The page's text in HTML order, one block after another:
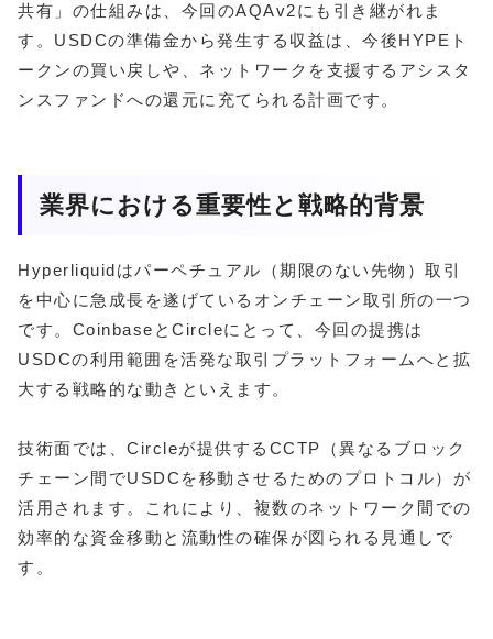
共有」の仕組みは、今回のAQAv2にも引き継がれま
す。USDCの準備金から発生する収益は、今後HYPEト
ークンの買い戻しや、ネットワークを支援するアシスタ
ンスファンドへの還元に充てられる計画です。
業界における重要性と戦略的背景
Hyperliquidはパーペチュアル（期限のない先物）取引
を中心に急成長を遂げているオンチェーン取引所の一つ
です。CoinbaseとCircleにとって、今回の提携は
USDCの利用範囲を活発な取引プラットフォームへと拡
大する戦略的な動きといえます。
技術面では、Circleが提供するCCTP（異なるブロック
チェーン間でUSDCを移動させるためのプロトコル）が
活用されます。これにより、複数のネットワーク間での
効率的な資金移動と流動性の確保が図られる見通しで
す。